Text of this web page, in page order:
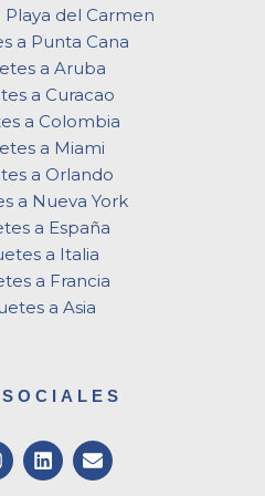
Playa del Carmen
a Punta Cana
a Aruba
a Curacao
a Colombia
a Miami
a Orlando
a Nueva York
a España
a Italia
a Francia
a Asia
L
i
E
n